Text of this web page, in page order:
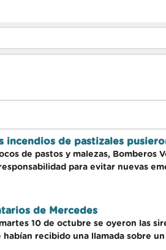
incendios de pastizales
de pastos y malezas,
para evitar nuevas
de Mercedes
10 de octubre se oyeron las
recibido una llamada sobre